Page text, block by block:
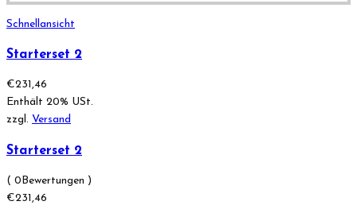
Schnellansicht
Starterset 2
€231,46
Enthält 20% USt.
zzgl. Versand
Starterset 2
( 0Bewertungen )
€231,46